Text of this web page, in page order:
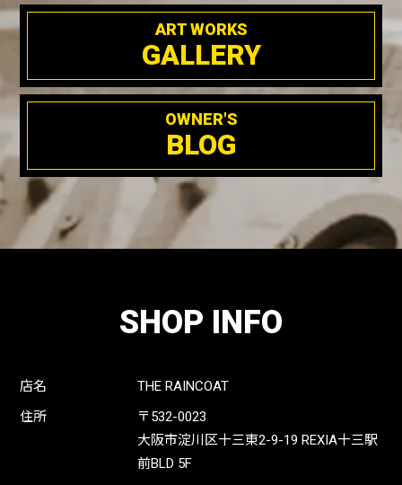
ART WORKS
GALLERY
OWNER'S
BLOG
SHOP INFO
店名
THE RAINCOAT
住所
〒532-0023
大阪市淀川区十三東2-9-19 REXIA十三駅
前BLD 5F